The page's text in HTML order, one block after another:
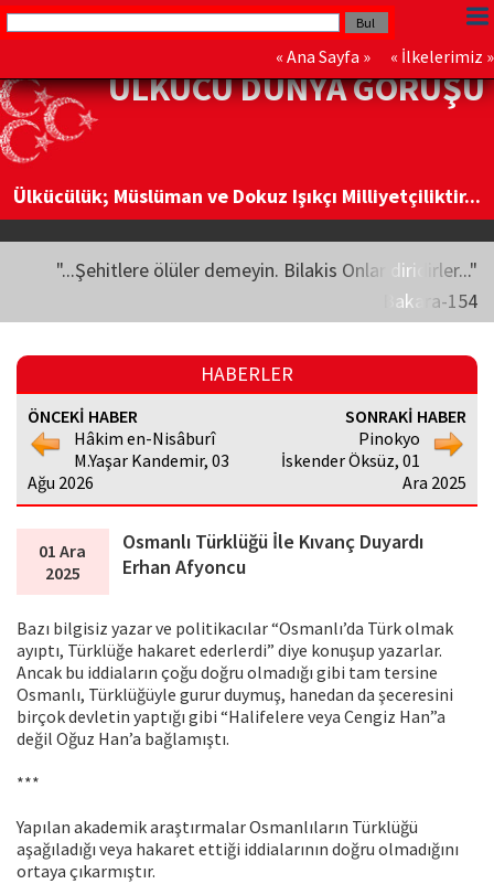
« Ana Sayfa » « İlkelerimiz »
ÜLKÜCÜ DÜNYA GÖRÜŞÜ
Ülkücülük; Müslüman ve Dokuz Işıkçı Milliyetçiliktir...
"...Şehitlere ölüler demeyin. Bilakis Onlar diridirler..."
Bakara-154
HABERLER
ÖNCEKİ HABER
Hâkim en-Nisâburî
M.Yaşar Kandemir, 03
Ağu 2026
SONRAKİ HABER
Pinokyo
İskender Öksüz, 01
Ara 2025
01 Ara
2025
Osmanlı Türklüğü İle Kıvanç Duyardı
Erhan Afyoncu
Bazı bilgisiz yazar ve politikacılar “Osmanlı’da Türk olmak
ayıptı, Türklüğe hakaret ederlerdi” diye konuşup yazarlar.
Ancak bu iddiaların çoğu doğru olmadığı gibi tam tersine
Osmanlı, Türklüğüyle gurur duymuş, hanedan da şeceresini
birçok devletin yaptığı gibi “Halifelere veya Cengiz Han”a
değil Oğuz Han’a bağlamıştı.
***
Yapılan akademik araştırmalar Osmanlıların Türklüğü
aşağıladığı veya hakaret ettiği iddialarının doğru olmadığını
ortaya çıkarmıştır.